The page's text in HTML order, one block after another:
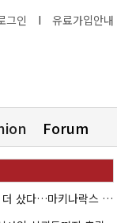
그인 I 유료가입안내
Forum
HB인베스트, IPO 무산 때 더 샀다…마키나락스 투자 2.7배 회수